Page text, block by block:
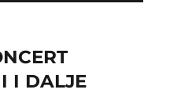
I DALJE